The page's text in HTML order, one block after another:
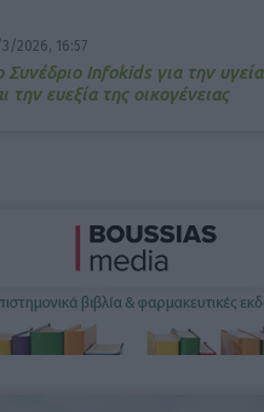
3/2026, 16:57
Συνέδριο Infokids για την υγεία
την ευεξία της οικογένειας